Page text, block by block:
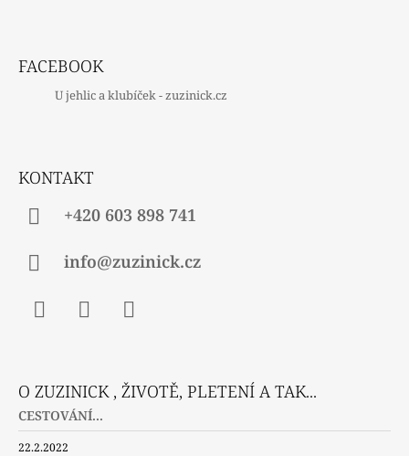
FACEBOOK
U jehlic a klubíček - zuzinick.cz
KONTAKT
+420 603 898 741
info@zuzinick.cz
O ZUZINICK , ŽIVOTĚ, PLETENÍ A TAK...
CESTOVÁNÍ...
22.2.2022